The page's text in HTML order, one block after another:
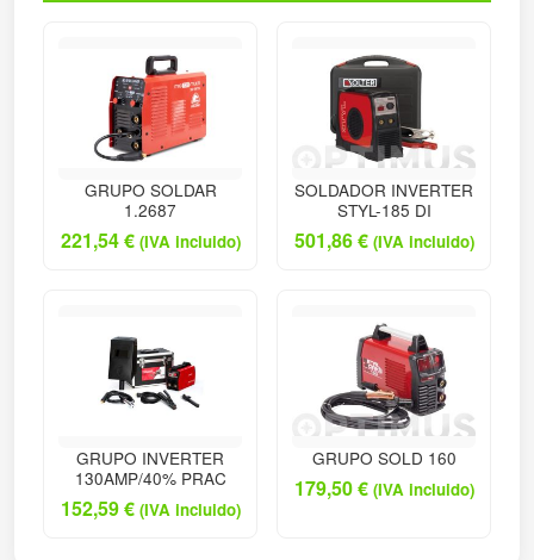
GRUPO SOLDAR
1.2687
221,54€ (IVA incluido)
SOLDADOR INVERTER
STYL-185 DI
501,86€ (IVA incluido)
GRUPO INVERTER
130AMP/40% PRAC
152,59€ (IVA incluido)
GRUPO SOLD 160
179,50€ (IVA incluido)